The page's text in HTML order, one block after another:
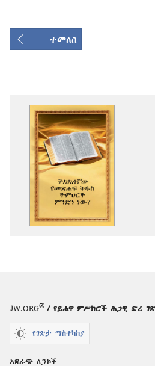
ተመለስ
JW.ORG® / የይሖዋ ምሥክሮች ሕጋዊ ድረ ገጽ
የገጽታ ማስተካከያ
አቋራጭ ሊንኮች